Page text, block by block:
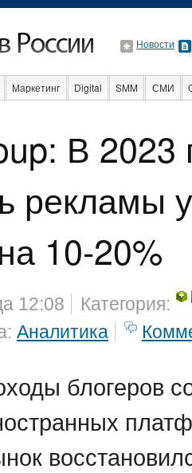
Новости
Маркетинг Digital SMM СМИ
В 2023
рекламы
10-20%
12:08
Категория:
Аналитика
блогеров